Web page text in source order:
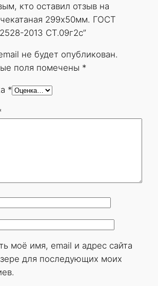
кто оставил отзыв на
299х50мм. ГОСТ
2013 СТ.09г2с”
не будет опубликован.
поля помечены *
*
моё имя, email и адрес сайта
для последующих моих